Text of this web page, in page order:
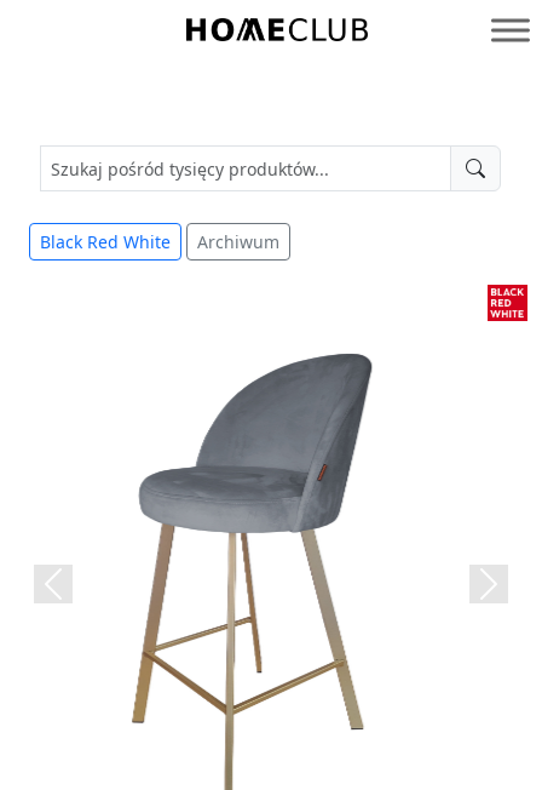
Homeclub
Black Red White Archiwum
Previous Next